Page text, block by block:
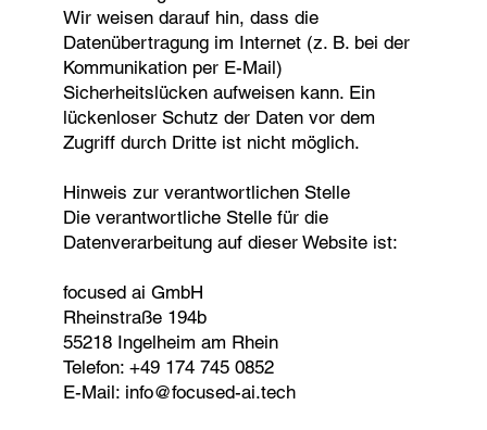
Wir weisen darauf hin, dass die
Datenübertragung im Internet (z. B. bei der
Kommunikation per E-Mail)
Sicherheitslücken aufweisen kann. Ein
lückenloser Schutz der Daten vor dem
Zugriff durch Dritte ist nicht möglich.
Hinweis zur verantwortlichen Stelle
Die verantwortliche Stelle für die
Datenverarbeitung auf dieser Website ist:
focused ai GmbH
Rheinstraße 194b
55218 Ingelheim am Rhein
Telefon: +49 174 745 0852
E-Mail: info@focused-ai.tech